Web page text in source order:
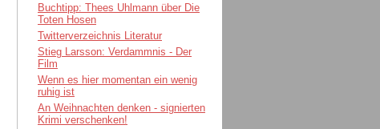
Buchtipp: Thees Uhlmann über Die
Toten Hosen
Twitterverzeichnis Literatur
Stieg Larsson: Verdammnis - Der
Film
Wenn es hier momentan ein wenig
ruhig ist
An Weihnachten denken - signierten
Krimi verschenken!